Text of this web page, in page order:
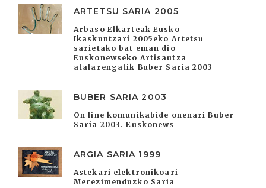
ARTETSU SARIA 2005
Arbaso Elkarteak Eusko
Ikaskuntzari 2005eko Artetsu
sarietako bat eman dio
Euskonewseko Artisautza
atalarengatik Buber Saria 2003
BUBER SARIA 2003
On line komunikabide onenari Buber
Saria 2003. Euskonews
ARGIA SARIA 1999
Astekari elektronikoari
Merezimenduzko Saria